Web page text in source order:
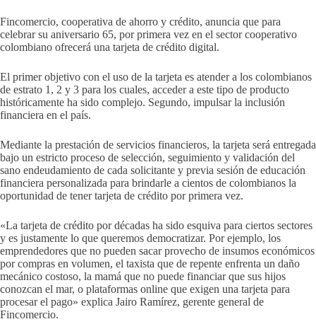
Fincomercio, cooperativa de ahorro y crédito, anuncia que para
celebrar su aniversario 65, por primera vez en el sector cooperativo
colombiano ofrecerá una tarjeta de crédito digital.
El primer objetivo con el uso de la tarjeta es atender a los colombianos
de estrato 1, 2 y 3 para los cuales, acceder a este tipo de producto
históricamente ha sido complejo. Segundo, impulsar la inclusión
financiera en el país.
Mediante la prestación de servicios financieros, la tarjeta será entregada
bajo un estricto proceso de selección, seguimiento y validación del
sano endeudamiento de cada solicitante y previa sesión de educación
financiera personalizada para brindarle a cientos de colombianos la
oportunidad de tener tarjeta de crédito por primera vez.
«La tarjeta de crédito por décadas ha sido esquiva para ciertos sectores
y es justamente lo que queremos democratizar. Por ejemplo, los
emprendedores que no pueden sacar provecho de insumos económicos
por compras en volumen, el taxista que de repente enfrenta un daño
mecánico costoso, la mamá que no puede financiar que sus hijos
conozcan el mar, o plataformas online que exigen una tarjeta para
procesar el pago» explica Jairo Ramírez, gerente general de
Fincomercio.